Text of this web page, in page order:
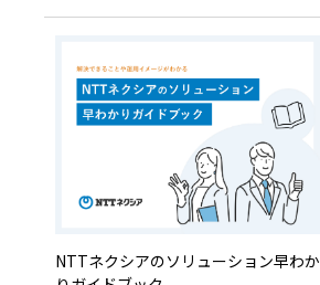
NTTネクシアのソリューション早わか